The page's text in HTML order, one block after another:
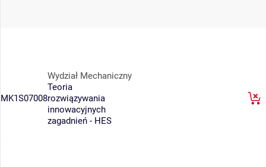
MK1S07008
Wydział Mechaniczny
Teoria
rozwiązywania
innowacyjnych
zagadnień - HES